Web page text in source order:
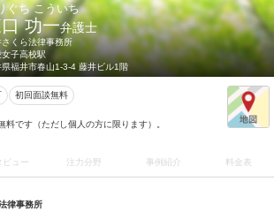
ぐち こういち
功一弁護士
さくら法律事務所
女子高校駅
県福井市春山1-3-4 藤井ビル1階
初回面談無料
料です（ただし個人の方に限ります）。
ビュー 注力分野 事例紹介 料金表
律事務所